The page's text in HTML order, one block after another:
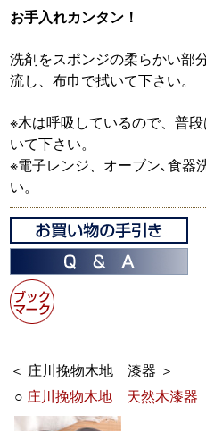
お手入れカンタン！
洗剤をスポンジの柔らかい部
流し、布巾で拭いて下さい。
※木は呼吸しているので、普
いて下さい。
※電子レンジ、オーブン､食器
い。
＜ 庄川挽物木地 漆器 ＞
○ 庄川挽物木地 天然木漆器